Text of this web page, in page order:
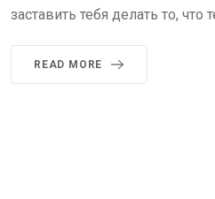
заставить тебя делать то, что
READ MORE